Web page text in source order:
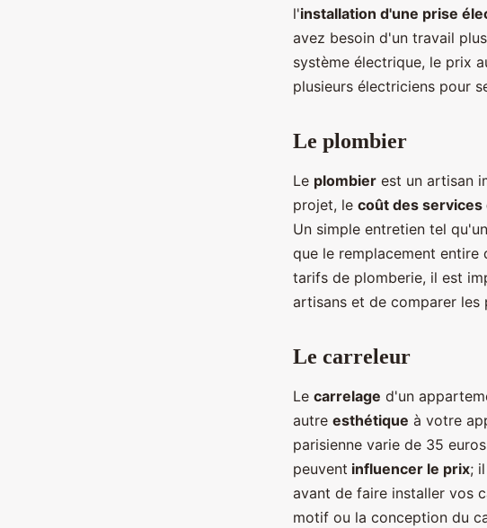
l'installation d'une prise
avez besoin d'un travail
système électrique, le prix
plusieurs électriciens pour
Le plombier
Le plombier est un artisan
projet, le coût des services
Un simple entretien tel
que le remplacement entire
tarifs de plomberie, il est
artisans et de comparer les
Le carreleur
Le carrelage d'un
autre esthétique à votre
parisienne varie de 35
peuvent influencer le prix;
avant de faire installer vos
motif ou la conception du